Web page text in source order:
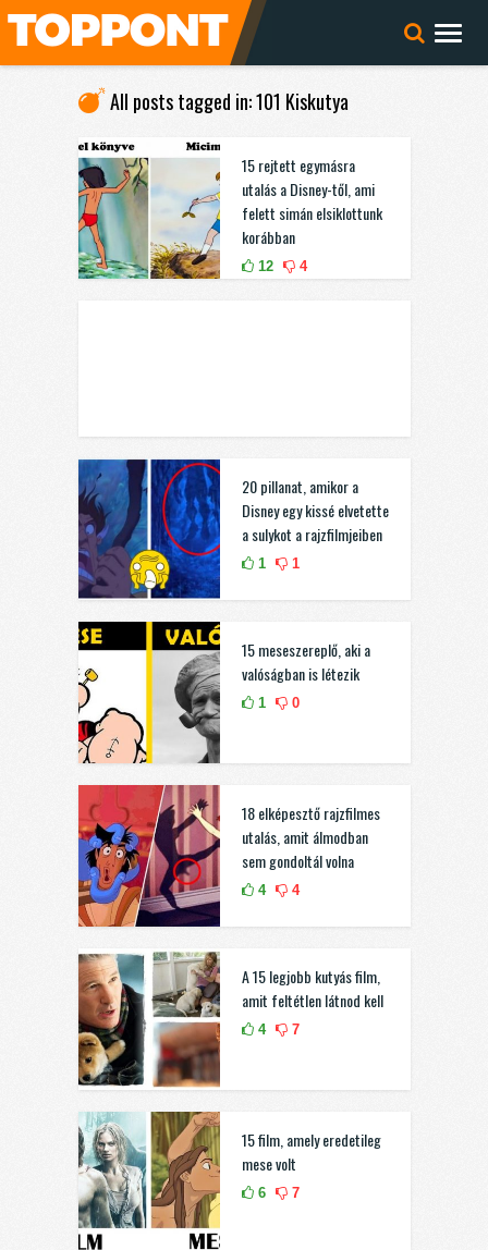
All posts tagged in: 101 Kiskutya
15 rejtett egymásra
utalás a Disney-től, ami
felett simán elsiklottunk
korábban
12 4
20 pillanat, amikor a
Disney egy kissé elvetette
a sulykot a rajzfilmjeiben
1 1
15 meseszereplő, aki a
valóságban is létezik
1 0
18 elképesztő rajzfilmes
utalás, amit álmodban
sem gondoltál volna
4 4
A 15 legjobb kutyás film,
amit feltétlen látnod kell
4 7
15 film, amely eredetileg
mese volt
6 7